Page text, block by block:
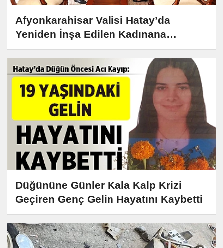
Afyonkarahisar Valisi Hatay’da
Yeniden İnşa Edilen Kadınana
İlkokulu’nun Açılışına Katıldı
Düğününe Günler Kala Kalp Krizi
Geçiren Genç Gelin Hayatını Kaybetti